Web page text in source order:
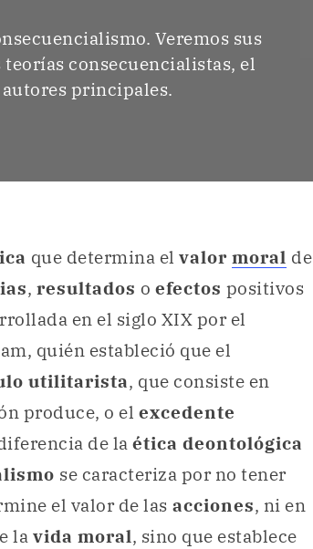
Veremos sus
consecuencialistas, el
principales.
que determina el valor moral de
, resultados o efectos positivos
en el siglo XIX por el
quién estableció que el
utilitarista, que consiste en
produce, o el excedente
de la ética deontológica
se caracteriza por no tener
el valor de las acciones, ni en
la vida moral, sino que establece